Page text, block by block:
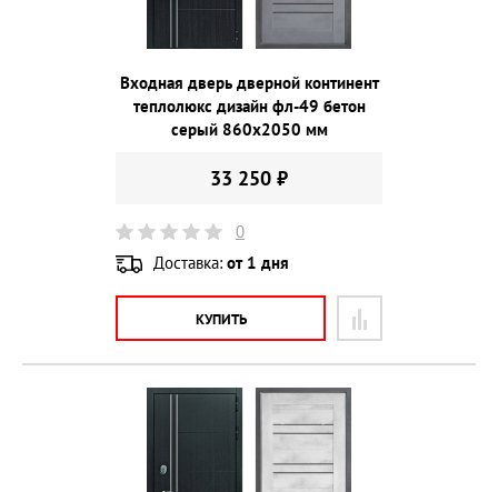
Входная дверь дверной континент
теплолюкс дизайн фл-49 бетон
серый 860х2050 мм
33 250 ₽
0
Доставка: от 1 дня
КУПИТЬ